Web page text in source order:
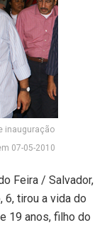
inauguração
07-05-2010
Feira / Salvador,
6, tirou a vida do
19 anos, filho do